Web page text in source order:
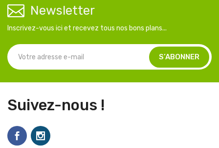
Newsletter
Inscrivez-vous ici et recevez tous nos bons plans...
Suivez-nous !